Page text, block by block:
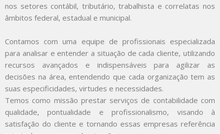
nos setores contábil, tributário, trabalhista e correlatas nos
âmbitos federal, estadual e municipal.
Contamos com uma equipe de profissionais especializada
para analisar e entender a situação de cada cliente, utilizando
recursos avançados e indispensáveis para agilizar as
decisões na área, entendendo que cada organização tem as
suas especificidades, virtudes e necessidades.
Temos como missão prestar serviços de contabilidade com
qualidade, pontualidade e profissionalismo, visando à
satisfação do cliente e tornando essas empresas referência